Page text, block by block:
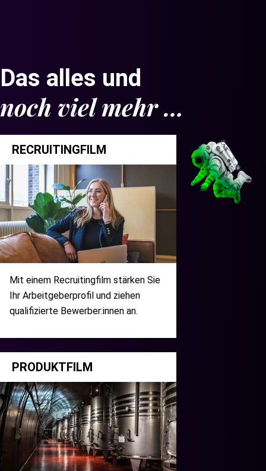
Das alles und
noch viel mehr …
RECRUITINGFILM
Mit einem Recruitingfilm stärken Sie
Ihr Arbeitgeberprofil und ziehen
qualifizierte Bewerber:innen an.
PRODUKTFILM